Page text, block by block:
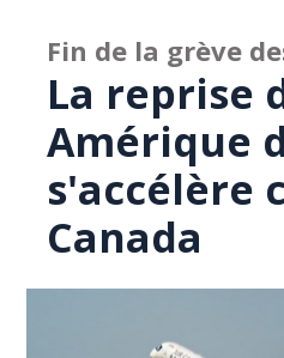
Fin de la grève
La reprise
Amérique
s'accélère
Canada